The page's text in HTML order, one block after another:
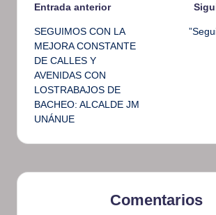
Navegación
de
entradas
Entrada anterior
SEGUIMOS CON LA
MEJORA CONSTANTE
DE CALLES Y
AVENIDAS CON
LOSTRABAJOS DE
BACHEO: ALCALDE JM
UNÁNUE
Comentarios